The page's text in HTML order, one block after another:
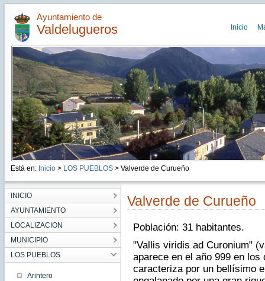
Ayuntamiento de
Valdelugueros Inicio
Está en: Inicio > LOS PUEBLOS> Valverde de Curueño
INICIO
AYUNTAMIENTO
LOCALIZACION
MUNICIPIO
LOS PUEBLOS
Arintero
Valverde de Curueño
Población: 31 habitantes.
"Vallis viridis ad Curonium"
aparece en el año 999 en los
caracteriza por un bellísimo